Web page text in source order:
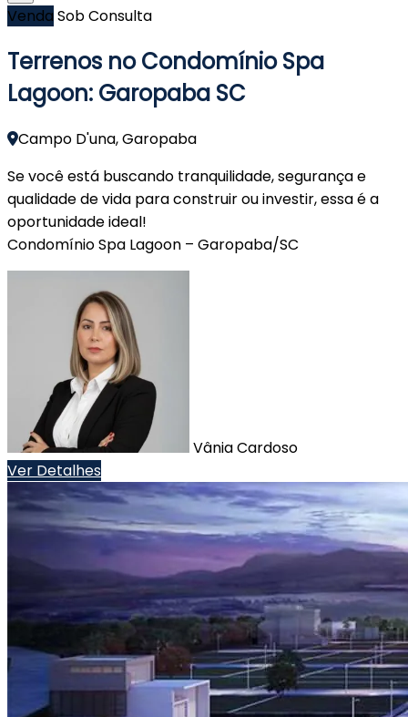
Venda Sob Consulta
Terrenos no Condomínio Spa
Lagoon: Garopaba SC
Campo D'una, Garopaba
Se você está buscando tranquilidade, segurança e
qualidade de vida para construir ou investir, essa é a
oportunidade ideal!
Condomínio Spa Lagoon – Garopaba/SC
Vânia Cardoso
Ver Detalhes